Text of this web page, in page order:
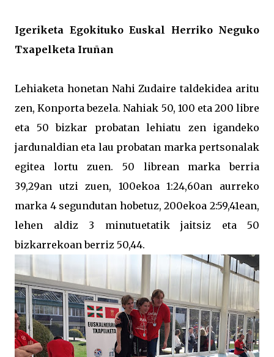
Igeriketa Egokituko Euskal Herriko Neguko
Txapelketa Iruñan
Lehiaketa honetan Nahi Zudaire taldekidea aritu
zen, Konporta bezela. Nahiak 50, 100 eta 200 libre
eta 50 bizkar probatan lehiatu zen igandeko
jardunaldian eta lau probatan marka pertsonalak
egitea lortu zuen. 50 librean marka berria
39,29an utzi zuen, 100ekoa 1:24,60an aurreko
marka 4 segundutan hobetuz, 200ekoa 2:59,41ean,
lehen aldiz 3 minutuetatik jaitsiz eta 50
bizkarrekoan berriz 50,44.